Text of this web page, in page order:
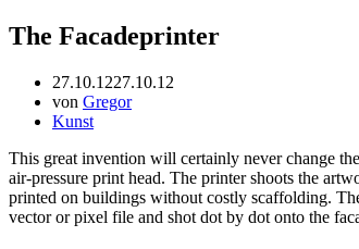
The Facadeprinter
27.10.1227.10.12
von Gregor
Kunst
This great invention will certainly never change
air-pressure print head. The printer shoots the
printed on buildings without costly scaffolding.
vector or pixel file and shot dot by dot onto the